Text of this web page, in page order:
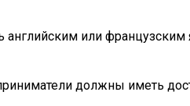
английским или
должны иметь